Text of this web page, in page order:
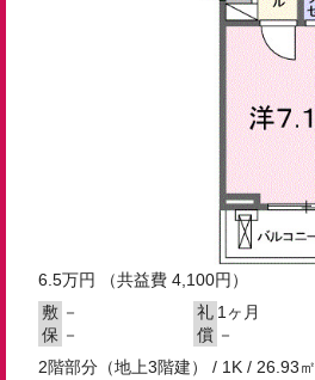
6.5万円
（共益費 4,100円）
敷 － 礼 1ヶ月
保 － 償 －
2階部分（地上3階建） / 1K / 26.93㎡